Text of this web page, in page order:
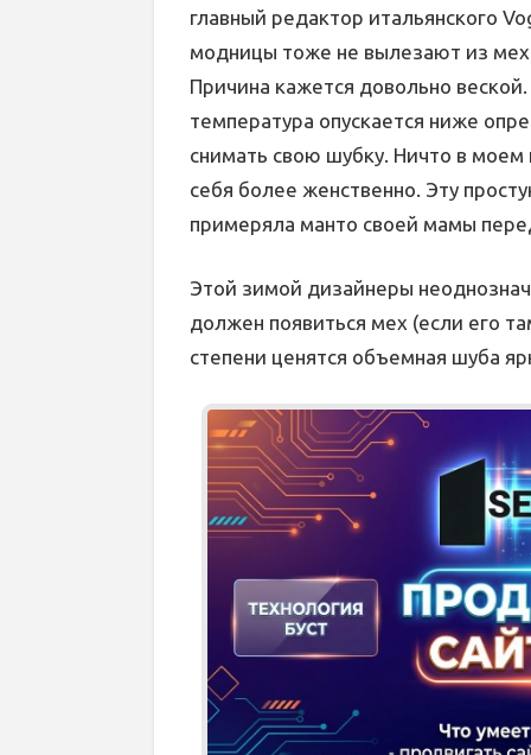
главный редактор итальянского
модницы тоже не вылезают из
Причина кажется довольно
температура опускается ниже
снимать свою шубку. Ничто в моем
себя более женственно. Эту
примеряла манто своей мамы
Этой зимой дизайнеры
должен появиться мех (если его
степени ценятся объемная шуба